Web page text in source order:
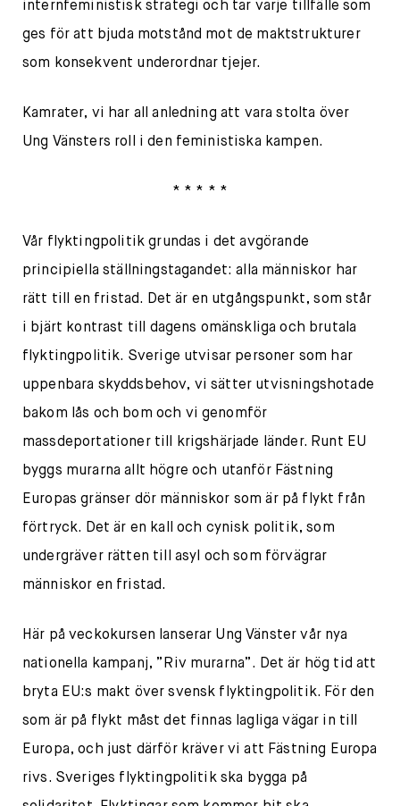
internfeministisk strategi och tar varje tillfälle som
ges för att bjuda motstånd mot de maktstrukturer
som konsekvent underordnar tjejer.
Kamrater, vi har all anledning att vara stolta över
Ung Vänsters roll i den feministiska kampen.
* * * * *
Vår flyktingpolitik grundas i det avgörande
principiella ställningstagandet: alla människor har
rätt till en fristad. Det är en utgångspunkt, som står
i bjärt kontrast till dagens omänskliga och brutala
flyktingpolitik. Sverige utvisar personer som har
uppenbara skyddsbehov, vi sätter utvisningshotade
bakom lås och bom och vi genomför
massdeportationer till krigshärjade länder. Runt EU
byggs murarna allt högre och utanför Fästning
Europas gränser dör människor som är på flykt från
förtryck. Det är en kall och cynisk politik, som
undergräver rätten till asyl och som förvägrar
människor en fristad.
Här på veckokursen lanserar Ung Vänster vår nya
nationella kampanj, ”Riv murarna”. Det är hög tid att
bryta EU:s makt över svensk flyktingpolitik. För den
som är på flykt måst det finnas lagliga vägar in till
Europa, och just därför kräver vi att Fästning Europa
rivs. Sveriges flyktingpolitik ska bygga på